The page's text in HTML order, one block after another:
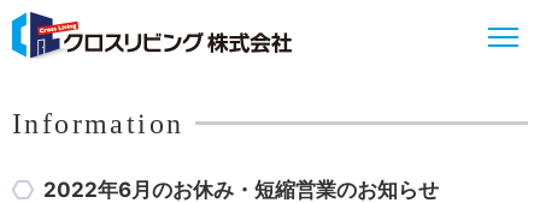
Information
2022年6月のお休み・短縮営業のお知らせ